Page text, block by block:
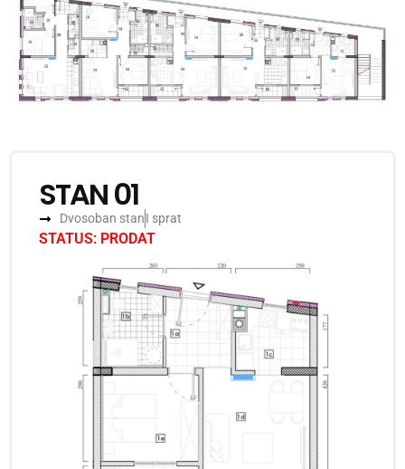
STAN 01
Dvosoban stanI sprat
STATUS: PRODAT